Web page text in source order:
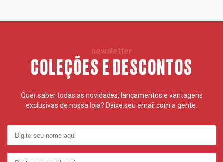
newsletter
COLEÇÕES E DESCONTOS
Quer saber todas as novidades, lançamentos e vantagens
exclusivas de nossa loja? Deixe seu email com a gente.